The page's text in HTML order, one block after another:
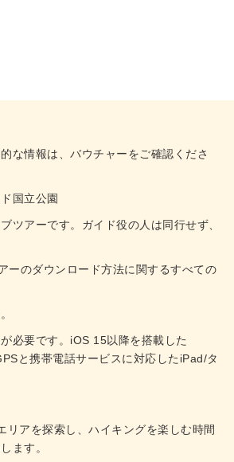
な情報は、バウチャーをご確認くださ
国立公園
ツアーです。ガイド役の人は同行せず、
のダウンロード方法に関するすべての
必要です。iOS 15以降を搭載した
と携帯電話サービスに対応したiPad/タ
アを探索し、ハイキングを楽しむ時間
ます。